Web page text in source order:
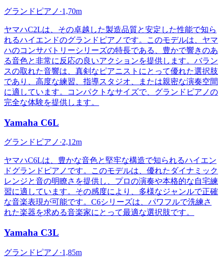
グランドピアノ ·1,70m
ヤマハC2Lは、その卓越した製造品質と安定した性能で知ら
れるハイエンドのグランドピアノです。このモデルは、ヤマ
ハのコンサバトリーシリーズの特長である、豊かで響きのあ
る音色と非常に反応の良いアクションを提供します。バラン
スの取れた音響は、真剣なピアニストにとって優れた選択肢
であり、高度な練習、指導スタジオ、または親密な演奏空間
に適しています。コンパクトなサイズで、グランドピアノの
完全な体験を提供します。
Yamaha C6L
グランドピアノ ·2,12m
ヤマハC6Lは、豊かな音色と堅牢な構造で知られるハイエン
ドグランドピアノです。このモデルは、優れたダイナミック
レンジと音の明瞭さを提供し、プロの演奏や本格的な自宅練
習に適しています。その感度により、多様なジャンルで正確
な音楽表現が可能です。C6シリーズは、パワフルで洗練さ
れた楽器を求める音楽家にとって最適な選択肢です。
Yamaha C3L
グランドピアノ ·1,85m